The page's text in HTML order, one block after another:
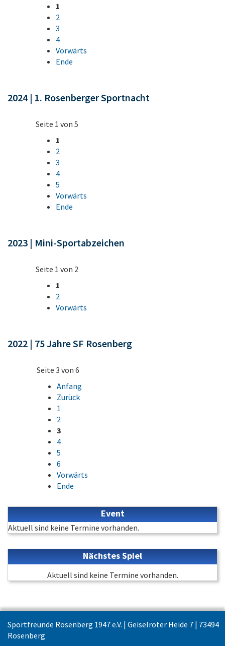
1
2
3
4
Vorwärts
Ende
2024 | 1. Rosenberger Sportnacht
Seite 1 von 5
1
2
3
4
5
Vorwärts
Ende
2023 | Mini-Sportabzeichen
Seite 1 von 2
1
2
Vorwärts
2022 | 75 Jahre SF Rosenberg
Seite 3 von 6
Anfang
Zurück
1
2
3
4
5
6
Vorwärts
Ende
Event
Aktuell sind keine Termine vorhanden.
Nächstes Spiel
Aktuell sind keine Termine vorhanden.
Sportfreunde Rosenberg 1947 e.V. | Geiselroter Heide 7 | 73494
Rosenberg